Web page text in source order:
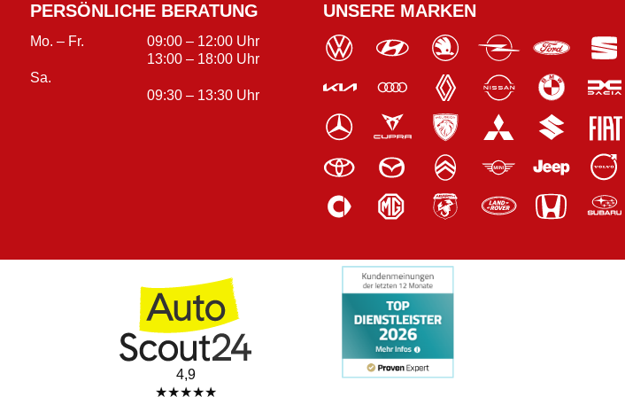
PERSÖNLICHE BERATUNG
Mo. – Fr.
Sa.
09:00 – 12:00 Uhr
13:00 – 18:00 Uhr
09:30 – 13:30 Uhr
UNSERE MARKEN
4,9
★★★★★